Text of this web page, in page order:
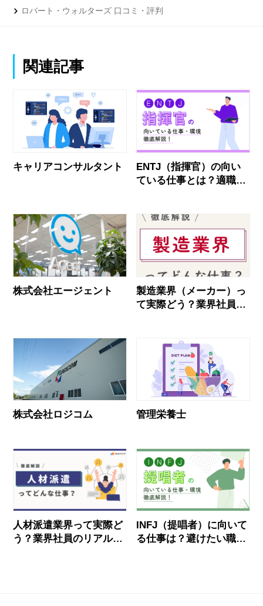
ロバート・ウォルターズ 口コミ・評判
関連記事
キャリアコンサルタント
ENTJ（指揮官）の向い
ている仕事とは？適職・
株式会社エージェント
製造業界（メーカー）っ
て実際どう？業界社員の
株式会社ロジコム 管理栄養士
人材派遣業界って実際ど
う？業界社員のリアルな
INFJ（提唱者）に向いて
る仕事は？避けたい職場